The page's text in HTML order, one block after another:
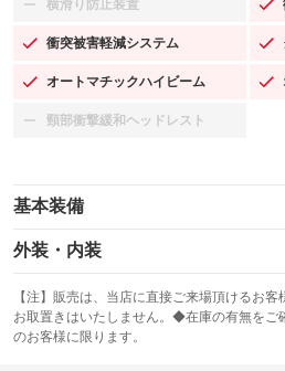
横滑り防止装置
：装備なし
衝突被害軽減システム
：装備あり
オートマチックハイビーム
：装備あり
頸部衝撃緩和ヘッドレスト
：装備なし
基本装備
エアバッグ：運転席/助手席/サイド
：装備あり
：装備なし
サンルーフ
：装備なし
外装・内装
カーナビ
：装備なし
TV
：装備なし
【注】販売は、当店に直接ご来場頂けるお
お取置きはいたしません。◆在庫の有無を
のお客様に限ります。